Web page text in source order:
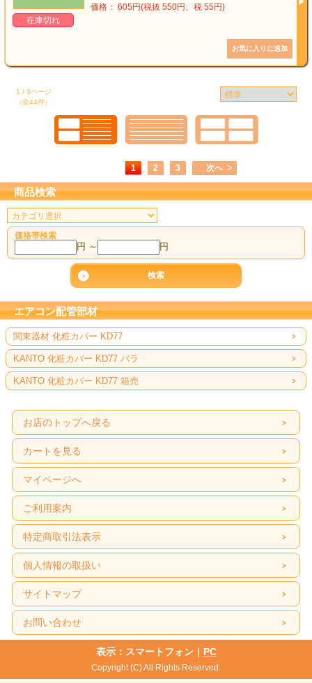
価格： 605円(税抜 550円、税 55円)
在庫切れ
1 / 3ページ
（全44件）
1 2 3 次へ
商品検索
価格帯検索
円 ～ 円
エアコン配管部材
関東器材 化粧カバー KD77
KANTO 化粧カバー KD77 バラ
KANTO 化粧カバー KD77 箱売
お店のトップへ戻る
カートを見る
マイページへ
ご利用案内
特定商取引法表示
個人情報の取扱い
サイトマップ
お問い合わせ
表示：スマートフォン｜ PC
Copyright (C) All Rights Reserved.